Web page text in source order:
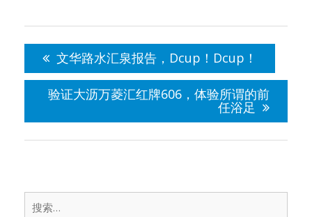
导
航
文华路水汇泉报告，Dcup！Dcup！
验证大沥万菱汇红牌606，体验所谓的前
任浴足